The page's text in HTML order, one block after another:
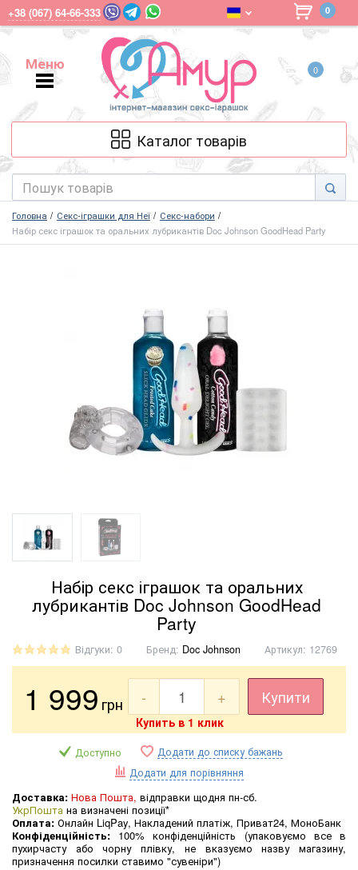
+38 (067) 64-66-333 0
Меню
Меню
0
Каталог товарів
Головна Секс-іграшки для Неї
Секс-набори
Набір секс іграшок та оральних лубрикантів Doc Johnson GoodHead Party
Набір секс іграшок та оральних
лубрикантів Doc Johnson GoodHead
Party
Відгуки: 0 Бренд: Doc Johnson Артикул: 12769
1 999 грн - + Купити
Купить в 1 клик
Доступно
Додати до списку бажань
Додати для порівняння
Доставка: Нова Пошта, відправки щодня пн-сб.
УкрПошта на визначені позиції*
Оплата: Онлайн LiqPay, Накладений платіж, Приват24, МоноБанк
Конфіденційність: 100% конфіденційність (упаковуємо все в
пухирчасту або чорну плівку, не вказуємо назву магазину,
призначення посилки ставимо "сувеніри")